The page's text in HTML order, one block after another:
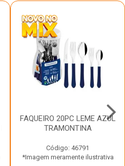
FAQUEIRO 20PC LEME AZUL
TRAMONTINA
Código: 46791
*Imagem meramente ilustrativa